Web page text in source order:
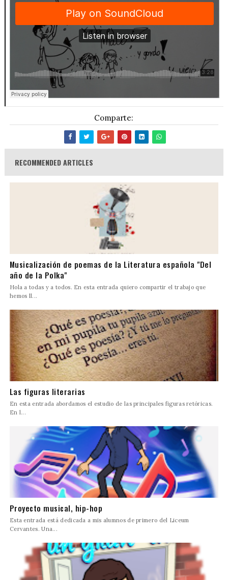
Comparte:
RECOMMENDED ARTICLES
Musicalización de poemas de la Literatura española "Del
año de la Polka"
Hola a todas y a todos. En esta entrada quiero compartir el trabajo que
hemos ll...
Las figuras literarias
En esta entrada abordamos el estudio de las principales figuras retóricas.
En l...
Proyecto musical, hip-hop
Esta entrada está dedicada a mis alumnos de primero del Liceum
Cervantes. Una...